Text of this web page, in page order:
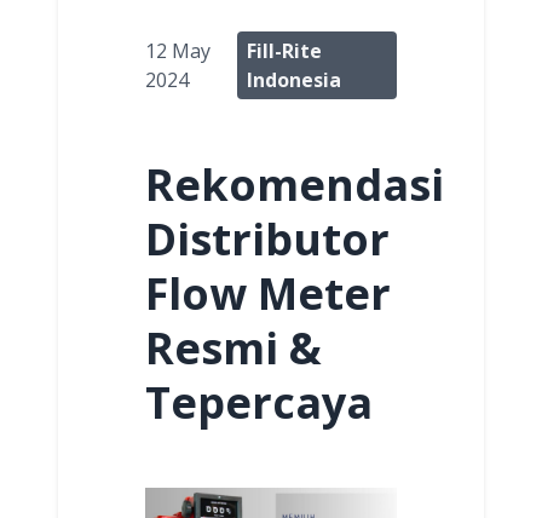
12 May
2024
Fill-Rite
Indonesia
Rekomendasi
Distributor
Flow Meter
Resmi &
Tepercaya